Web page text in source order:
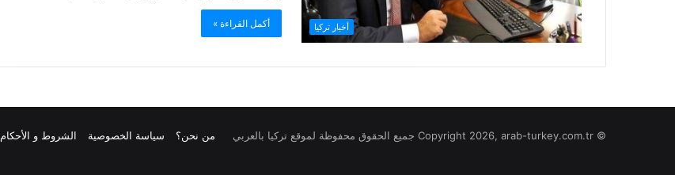
أخبار تركيا أكمل القراءة »
© Copyright 2026, arab-turkey.com.tr جميع الحقوق محفوظة لموقع تركيا بالعربي من نحن؟ سياسة الخصوصية الشروط و الأحكام